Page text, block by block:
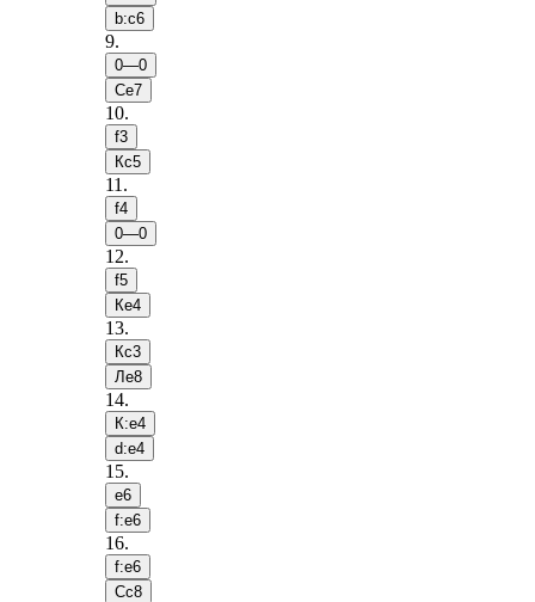
b:c6
9.
0—0
Сe7
10.
f3
Кc5
11 .
f4
0—0
12.
f5
Кe4
13.
Кc3
Лe8
14.
К:e4
d:e4
15.
e6
f:e6
16.
f:e6
Сc8